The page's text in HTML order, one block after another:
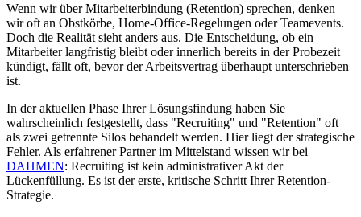
Wenn wir über Mitarbeiterbindung (Retention) sprechen, denken
wir oft an Obstkörbe, Home-Office-Regelungen oder Teamevents.
Doch die Realität sieht anders aus. Die Entscheidung, ob ein
Mitarbeiter langfristig bleibt oder innerlich bereits in der Probezeit
kündigt, fällt oft, bevor der Arbeitsvertrag überhaupt unterschrieben
ist.
In der aktuellen Phase Ihrer Lösungsfindung haben Sie
wahrscheinlich festgestellt, dass "Recruiting" und "Retention" oft
als zwei getrennte Silos behandelt werden. Hier liegt der strategische
Fehler. Als erfahrener Partner im Mittelstand wissen wir bei
DAHMEN: Recruiting ist kein administrativer Akt der
Lückenfüllung. Es ist der erste, kritische Schritt Ihrer Retention-
Strategie.